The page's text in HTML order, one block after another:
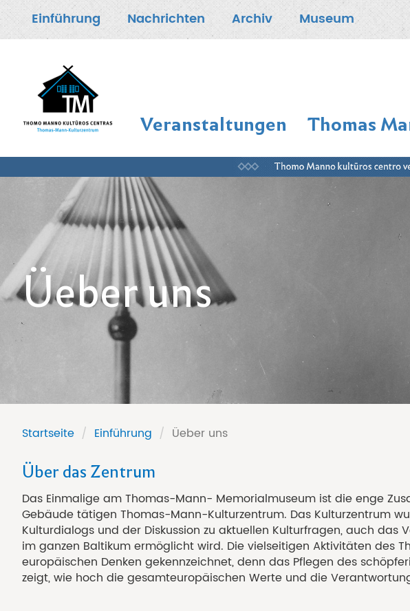
Einführung Nachrichten Archiv Museum
Veranstaltungen Thomas
Üeber uns
Startseite / Einführung / Üeber uns
Über das Zentrum
Das Einmalige am Thomas-Mann- Memorialmuseum ist die enge
Gebäude tätigen Thomas-Mann-Kulturzentrum. Das Kulturzentrum
Kulturdialogs und der Diskussion zu aktuellen Kulturfragen, auch
im ganzen Baltikum ermöglicht wird. Die vielseitigen Aktivitäten des
europäischen Denken gekennzeichnet, denn das Pflegen des
zeigt, wie hoch die gesamteuropäischen Werte und die